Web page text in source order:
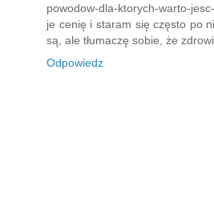
powodow-dla-ktorych-warto-
je cenię i staram się często po
są, ale tłumaczę sobie, że
Odpowiedz